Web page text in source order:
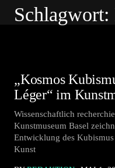
Schlagwort:
„Kosmos
Léger“ im
Wissenschaftlich
Kunstmuseum Basel
Entwicklung des
Kunst